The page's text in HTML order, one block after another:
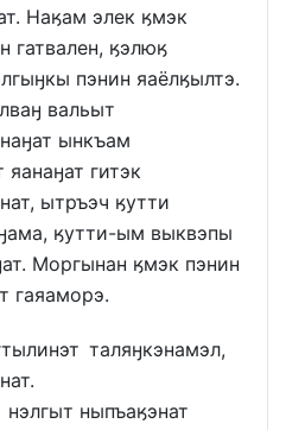
Наӄам элек ӄмэк
гатвален, ӄэлюӄ
пэнин яаёлӄылтэ.
вальыт
ынкъам
яанаӈат гитэк
ытръэч ӄутти
ӄутти-ым выквэпы
Моргынан ӄмэк пэнин
гаяаморэ.
таляӈкэнамэл,
ныпъаӄэнат